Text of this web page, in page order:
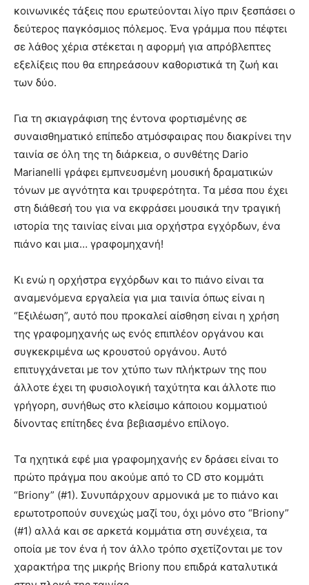
κοινωνικές τάξεις που ερωτεύονται λίγο πριν ξεσπάσει ο
δεύτερος παγκόσμιος πόλεμος. Ένα γράμμα που πέφτει
σε λάθος χέρια στέκεται η αφορμή για απρόβλεπτες
εξελίξεις που θα επηρεάσουν καθοριστικά τη ζωή και
των δύο.
Για τη σκιαγράφιση της έντονα φορτισμένης σε
συναισθηματικό επίπεδο ατμόσφαιρας που διακρίνει την
ταινία σε όλη της τη διάρκεια, ο συνθέτης Dario
Marianelli γράφει εμπνευσμένη μουσική δραματικών
τόνων με αγνότητα και τρυφερότητα. Τα μέσα που έχει
στη διάθεσή του για να εκφράσει μουσικά την τραγική
ιστορία της ταινίας είναι μια ορχήστρα εγχόρδων, ένα
πιάνο και μια… γραφομηχανή!
Κι ενώ η ορχήστρα εγχόρδων και το πιάνο είναι τα
αναμενόμενα εργαλεία για μια ταινία όπως είναι η
“Εξιλέωση”, αυτό που προκαλεί αίσθηση είναι η χρήση
της γραφομηχανής ως ενός επιπλέον οργάνου και
συγκεκριμένα ως κρουστού οργάνου. Αυτό
επιτυγχάνεται με τον χτύπο των πλήκτρων της που
άλλοτε έχει τη φυσιολογική ταχύτητα και άλλοτε πιο
γρήγορη, συνήθως στο κλείσιμο κάποιου κομματιού
δίνοντας επίτηδες ένα βεβιασμένο επίλογο.
Τα ηχητικά εφέ μια γραφομηχανής εν δράσει είναι το
πρώτο πράγμα που ακούμε από το CD στο κομμάτι
“Briony” (#1). Συνυπάρχουν αρμονικά με το πιάνο και
ερωτοτροπούν συνεχώς μαζί του, όχι μόνο στο “Briony”
(#1) αλλά και σε αρκετά κομμάτια στη συνέχεια, τα
οποία με τον ένα ή τον άλλο τρόπο σχετίζονται με τον
χαρακτήρα της μικρής Briony που επιδρά καταλυτικά